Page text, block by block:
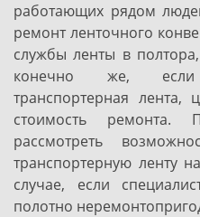
работающих рядом
ремонт ленточного
службы ленты в
конечно же, если
транспортерная
стоимость ремонта.
рассмотреть
транспортерную ленту
случае, если
полотно